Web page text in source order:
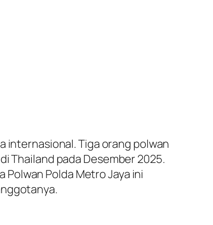
internasional. Tiga orang polwan
Thailand pada Desember 2025.
Polda Metro Jaya ini